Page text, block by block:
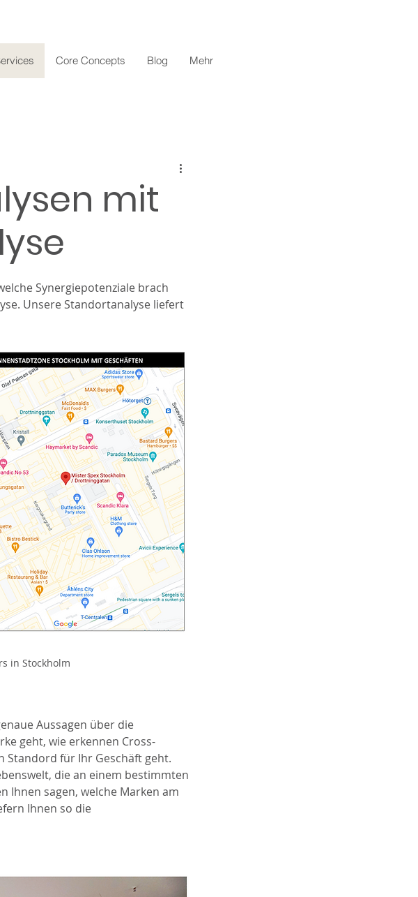
Core Concepts Blog Mehr
mit
Synergiepotenziale brach
Unsere Standortanalyse liefert
in Stockholm
Aussagen über die
geht, wie erkennen Cross-
Standord für Ihr Geschäft geht.
die an einem bestimmten
Ihnen sagen, welche Marken am
Ihnen so die